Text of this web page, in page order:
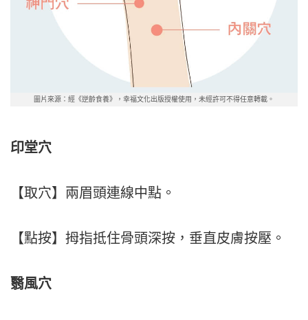
圖片來源：經《逆齡食養》，幸福文化出版授權使用，未經許可不得任意轉載。
印堂穴
【取穴】兩眉頭連線中點。
【點按】拇指抵住骨頭深按，垂直皮膚按壓。
翳風穴